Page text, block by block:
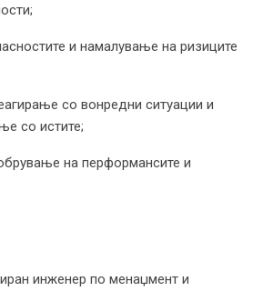
и намалување на ризиците
со вонредни ситуации и
со истите;
на перформансите и
инженер по менаџмент и